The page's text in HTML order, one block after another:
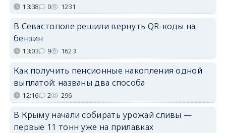
13:38 0 1231
В Севастополе решили вернуть QR-коды на
бензин
13:03 9 1623
Как получить пенсионные накопления одной
выплатой: названы два способа
12:16 2 296
В Крыму начали собирать урожай сливы —
первые 11 тонн уже на прилавках